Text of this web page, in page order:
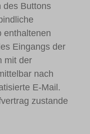
des Buttons
enthaltenen
Eingangs der
mit der
nach
E-Mail.
zustande